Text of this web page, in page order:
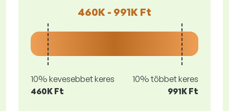
460K - 991K Ft
10% kevesebbet keres
460K Ft
10% többet keres
991K Ft